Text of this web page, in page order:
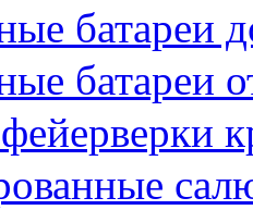
батареи
батареи